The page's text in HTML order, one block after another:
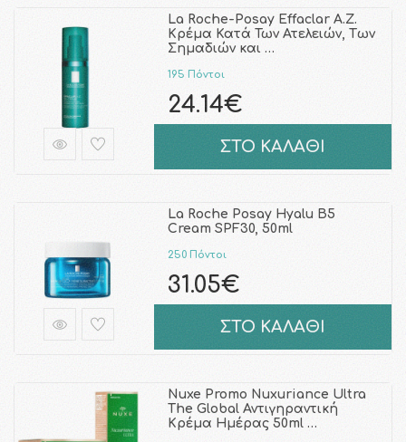
La Roche-Posay Effaclar A.Z.
Κρέμα Κατά Των Ατελειών, Tων
Σημαδιών και …
195 Πόντοι
24.14€
ΣΤΟ ΚΑΛΑΘΙ
La Roche Posay Hyalu B5
Cream SPF30, 50ml
250 Πόντοι
31.05€
ΣΤΟ ΚΑΛΑΘΙ
Nuxe Promo Nuxuriance Ultra
The Global Αντιγηραντική
Κρέμα Ημέρας 50ml …